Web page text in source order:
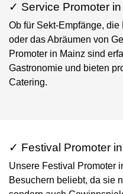
✓ Service Promoter
Ob für Sekt-Empfänge,
oder das Abräumen von
Promoter in Mainz sind
Gastronomie und bieten
Catering.
✓ Festival Promoter
Unsere Festival Promoter
Besuchern beliebt, da sie